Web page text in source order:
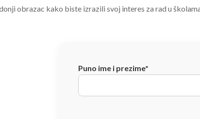
obrazac kako biste izrazili svoj interes za rad u
Puno ime i prezime*